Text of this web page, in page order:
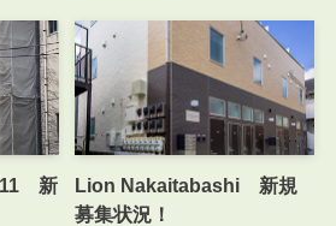
新
Lion Nakaitabashi 新規
募集状況！